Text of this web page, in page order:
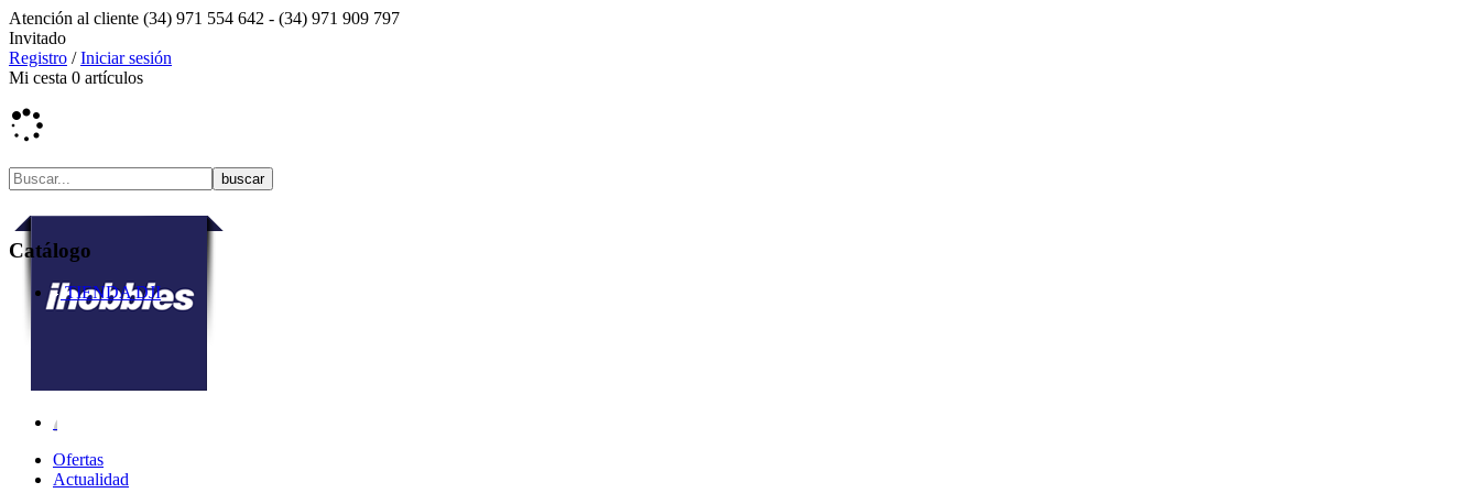
Atención al cliente (34) 971 554 642 - (34) 971 909 797
Invitado
Registro /Iniciar sesión
Mi cesta 0 artículos
Ofertas
Actualidad
Catálogo
TIENDA DJI